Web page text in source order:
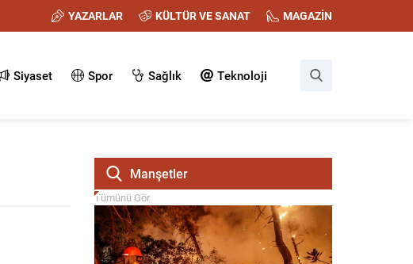
YAZARLAR KÜLTÜR VE SANAT MAGAZİN
Siyaset Spor Sağlık Teknoloji
Manşetler
Tümünü Gör